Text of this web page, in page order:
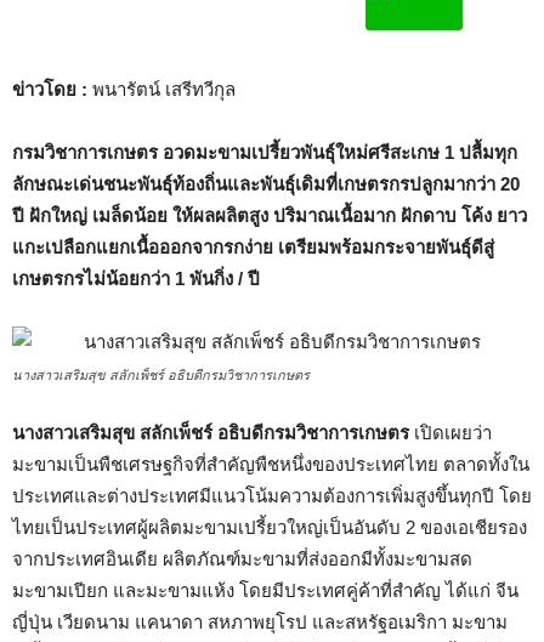
ข่าวโดย : พนารัตน์ เสรีทวีกุล
กรมวิชาการเกษตร อวดมะขามเปรี้ยวพันธุ์ใหม่ศรีสะเกษ 1 ปลื้มทุก
ลักษณะเด่นชนะพันธุ์ท้องถิ่นและพันธุ์เดิมที่เกษตรกรปลูกมากว่า 20
ปี ฝักใหญ่ เมล็ดน้อย ให้ผลผลิตสูง ปริมาณเนื้อมาก ฝักดาบ โค้ง ยาว
แกะเปลือกแยกเนื้อออกจากรกง่าย เตรียมพร้อมกระจายพันธุ์ดีสู่
เกษตรกรไม่น้อยกว่า 1 พันกิ่ง / ปี
นางสาวเสริมสุข สลักเพ็ชร์ อธิบดีกรมวิชาการเกษตร
นางสาวเสริมสุข สลักเพ็ชร์ อธิบดีกรมวิชาการเกษตร เปิดเผยว่า
มะขามเป็นพืชเศรษฐกิจที่สำคัญพืชหนึ่งของประเทศไทย ตลาดทั้งใน
ประเทศและต่างประเทศมีแนวโน้มความต้องการเพิ่มสูงขึ้นทุกปี โดย
ไทยเป็นประเทศผู้ผลิตมะขามเปรี้ยวใหญ่เป็นอันดับ 2 ของเอเชียรอง
จากประเทศอินเดีย ผลิตภัณฑ์มะขามที่ส่งออกมีทั้งมะขามสด
มะขามเปียก และมะขามแห้ง โดยมีประเทศคู่ค้าที่สำคัญ ได้แก่ จีน
ญี่ปุ่น เวียดนาม แคนาดา สหภาพยุโรป และสหรัฐอเมริกา มะขาม